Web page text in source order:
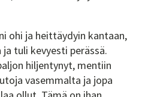
ohi ja heittäydyin kantaan,
tuli kevyesti perässä.
hiljentynyt, mentiin
vasemmalta ja jopa